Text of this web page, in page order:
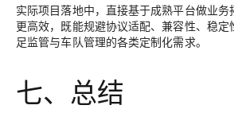
实际项目落地中，直接基于成熟平台做业务
更高效，既能规避协议适配、兼容性、稳
足监管与车队管理的各类定制化需求。
七、总结